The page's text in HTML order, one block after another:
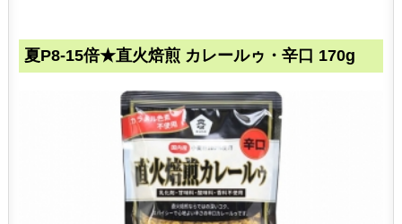
夏P8-15倍★直火焙煎 カレールゥ・辛口 170g